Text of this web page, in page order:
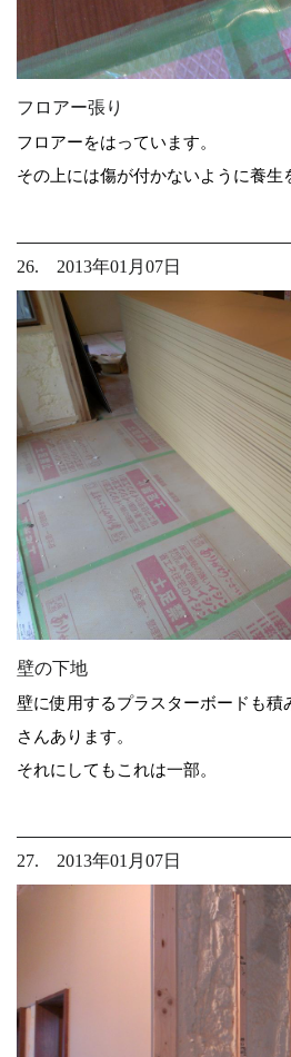
フロアー張り
フロアーをはっています。
その上には傷が付かないように養生
26. 2013年01月07日
壁の下地
壁に使用するプラスターボードも積
さんあります。
それにしてもこれは一部。
27. 2013年01月07日